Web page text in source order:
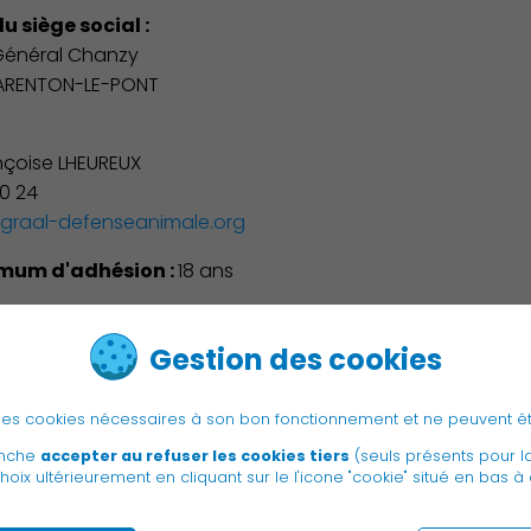
Gestion des cookies
cookies nécessaires à son bon fonctionnement et ne peuvent
accepter au refuser les cookies tiers (seuls présents pour
ultérieurement en cliquant sur le l'icone "cookie" situé en bas
siège social :
Chanzy
LE-PONT
LHEUREUX
24
defenseanimale.org
d'adhésion :18 ans
defenseanimale.org